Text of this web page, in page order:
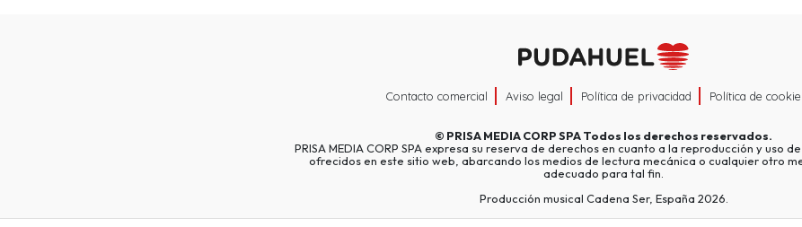
Contacto comercial Aviso legal Política de privacidad Política de
© PRISA MEDIA CORP SPATodos los derechos reservados.
PRISA MEDIA CORP SPA expresa su reserva de derechos en cuanto a la reproducción y uso
ofrecidos en este sitio web, abarcando los medios de lectura mecánica o cualquier otro
adecuado para tal fin.
Producción musical Cadena Ser, España 2026.